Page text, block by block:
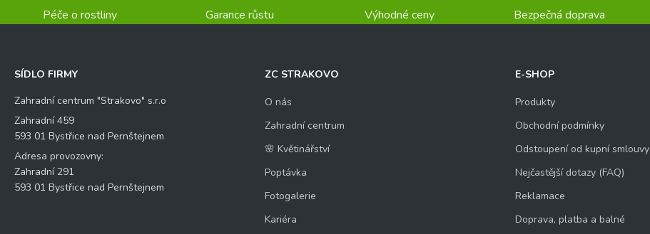
Péče o rostliny Garance růstu Výhodné ceny Bezpečná doprava
SÍDLO FIRMY
Zahradní centrum "Strakovo" s.r.o
Zahradní 459
593 01 Bystřice nad Pernštejnem
Adresa provozovny:
Zahradní 291
593 01 Bystřice nad Pernštejnem
ZC STRAKOVO
O nás
Zahradní centrum
🌸 Květinářství
Poptávka
Fotogalerie
Kariéra
E-SHOP
Produkty
Obchodní podmínky
Odstoupení od kupní smlouvy
Nejčastější dotazy (FAQ)
Reklamace
Doprava, platba a balné